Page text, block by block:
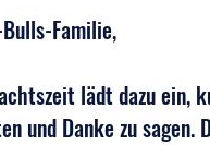
Familie,
lädt dazu ein,
und Danke zu sagen.